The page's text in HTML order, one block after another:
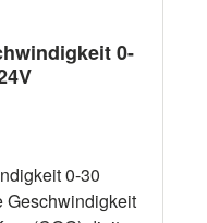
0-
0-30
Geschwindigkeit